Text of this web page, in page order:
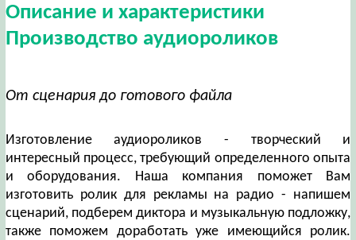
Описание и характеристики
Производство аудиороликов
От сценария до готового файла
Изготовление аудиороликов - творческий и
интересный процесс, требующий определенного опыта
и оборудования. Наша компания поможет Вам
изготовить ролик для рекламы на радио - напишем
сценарий, подберем диктора и музыкальную подложку,
также поможем доработать уже имеющийся ролик.